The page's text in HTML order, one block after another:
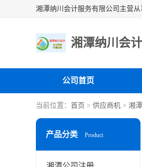
湘潭纳川会
公司首页
当前位置： 首页 > 供应商机 > 湘
产品分类 Product